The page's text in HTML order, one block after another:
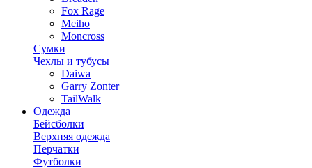
Fox Rage
Meiho
Moncross
Сумки
Чехлы и тубусы
Daiwa
Garry Zonter
TailWalk
Одежда
Бейсболки
Верхняя одежда
Перчатки
Футболки